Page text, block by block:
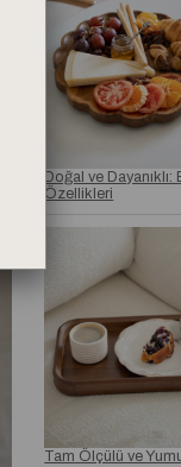
Doğal ve
Özellikleri
Tam Ölçülü ve